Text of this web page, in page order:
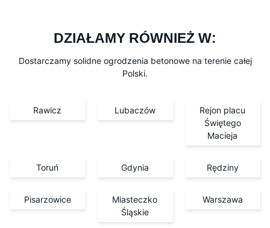
DZIAŁAMY RÓWNIEŻ W:
Dostarczamy solidne ogrodzenia betonowe na terenie całej
Polski.
Rawicz Lubaczów
Rejon placu
Świętego
Macieja
Toruń Gdynia Rędziny
Pisarzowice
Miasteczko
Śląskie
Warszawa